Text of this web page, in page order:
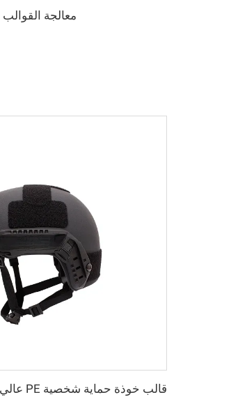
معالجة القوالب